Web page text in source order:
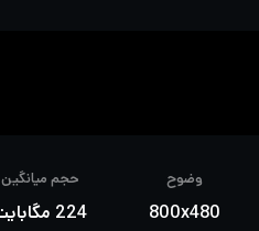
وضوح
800x480
حجم میانگین
224 مگابایت